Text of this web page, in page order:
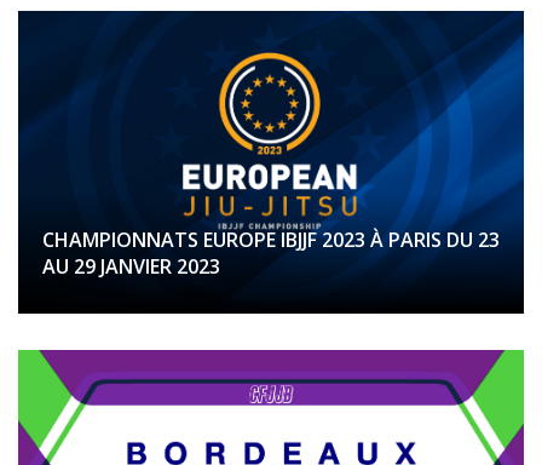
CHAMPIONNATS EUROPE IBJJF 2023 À PARIS DU 23
AU 29 JANVIER 2023